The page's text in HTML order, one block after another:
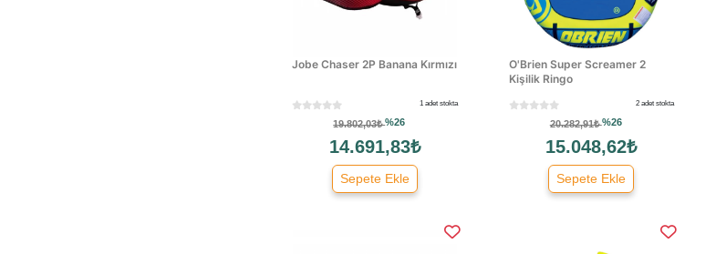
Jobe Chaser 2P Banana Kırmızı
1 adet stokta
19.802,03₺%26
14.691,83₺
Sepete Ekle
O'Brien Super Screamer 2
Kişilik Ringo
2 adet stokta
20.282,91₺%26
15.048,62₺
Sepete Ekle